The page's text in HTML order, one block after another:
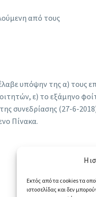
Η
Εκτός από τα cookies τα
ιστοσελίδας και δεν
από τους
υπόψην της α) τους
ε) το εξάμηνο
συνεδρίασης (27-6-
Πίνακα.